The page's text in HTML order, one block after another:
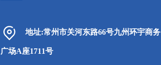
地址:常州市关河东路66号九州环宇商务
广场A座1711号